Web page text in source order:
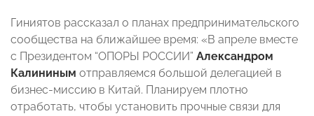
Гиниятов рассказал о планах предпринимательского
сообщества на ближайшее время: «В апреле вместе
с Президентом “ОПОРЫ РОССИИ” Александром
Калининым отправляемся большой делегацией в
бизнес-миссию в Китай. Планируем плотно
отработать, чтобы установить прочные связи для